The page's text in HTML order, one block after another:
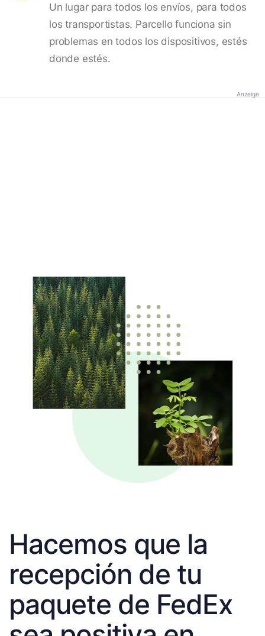
Un lugar para todos los envíos, para todos
los transportistas. Parcello funciona sin
problemas en todos los dispositivos, estés
donde estés.
Anzeige
Hacemos que la
recepción de tu
paquete de FedEx